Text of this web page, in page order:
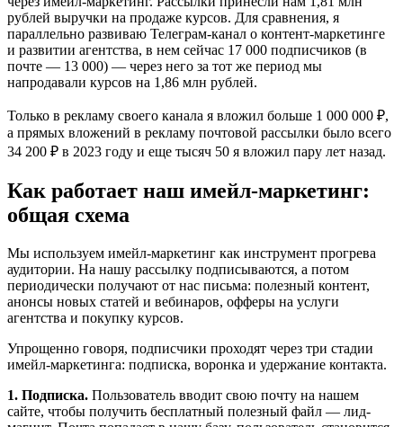
рублей выручки на продаже курсов. Для сравнения, я
параллельно развиваю Телеграм-канал о контент-маркетинге
и развитии агентства, в нем сейчас 17 000 подписчиков (в
почте — 13 000) — через него за тот же период мы
напродавали курсов на 1,86 млн рублей.
Только в рекламу своего канала я вложил больше 1 000 000 ₽,
а прямых вложений в рекламу почтовой рассылки было всего
34 200 ₽ в 2023 году и еще тысяч 50 я вложил пару лет назад.
Как работает наш имейл-маркетинг:
общая схема
Мы используем имейл-маркетинг как инструмент прогрева
аудитории. На нашу рассылку подписываются, а потом
периодически получают от нас письма: полезный контент,
анонсы новых статей и вебинаров, офферы на услуги
агентства и покупку курсов.
Упрощенно говоря, подписчики проходят через три стадии
имейл-маркетинга: подписка, воронка и удержание контакта.
1. Подписка. Пользователь вводит свою почту на нашем
сайте, чтобы получить бесплатный полезный файл — лид-